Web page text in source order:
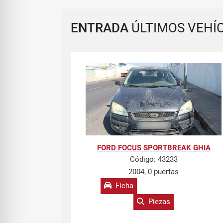
ENTRADA ÚLTIMOS
FORD FOCUS SPORTBREAK GHIA
Código: 43233
2004, 0 puertas
Ficha
Piezas